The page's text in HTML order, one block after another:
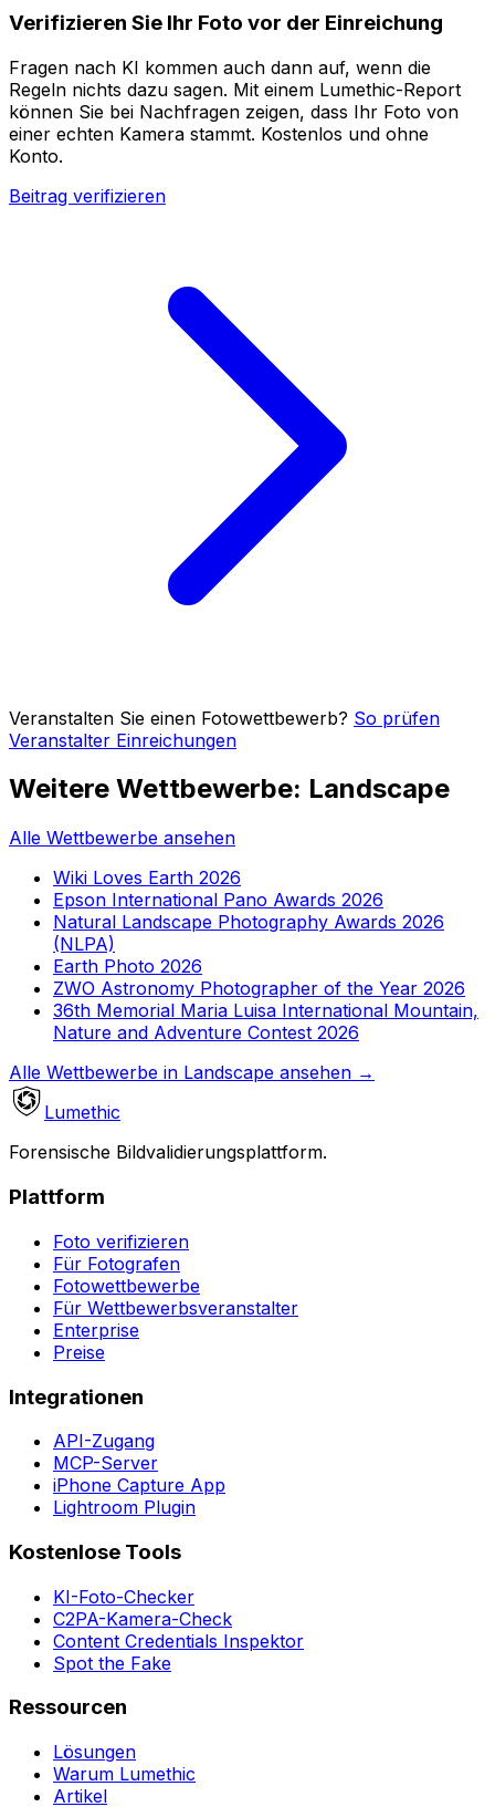
Verifizieren Sie Ihr Foto vor der Einreichung
Fragen nach KI kommen auch dann auf, wenn die
Regeln nichts dazu sagen. Mit einem Lumethic-Report
können Sie bei Nachfragen zeigen, dass Ihr Foto von
einer echten Kamera stammt. Kostenlos und ohne
Konto.
Beitrag verifizieren
Veranstalten Sie einen Fotowettbewerb? So prüfen
Veranstalter Einreichungen
Weitere Wettbewerbe: Landscape
Alle Wettbewerbe ansehen
Wiki Loves Earth 2026
Epson International Pano Awards 2026
Natural Landscape Photography Awards 2026
(NLPA)
Earth Photo 2026
ZWO Astronomy Photographer of the Year 2026
36th Memorial Maria Luisa International Mountain,
Nature and Adventure Contest 2026
Alle Wettbewerbe in Landscape ansehen →
Lumethic
Forensische Bildvalidierungsplattform.
Plattform
Foto verifizieren
Für Fotografen
Fotowettbewerbe
Für Wettbewerbsveranstalter
Enterprise
Preise
Integrationen
API-Zugang
MCP-Server
iPhone Capture App
Lightroom Plugin
Kostenlose Tools
KI-Foto-Checker
C2PA-Kamera-Check
Content Credentials Inspektor
Spot the Fake
Ressourcen
Lösungen
Warum Lumethic
Artikel